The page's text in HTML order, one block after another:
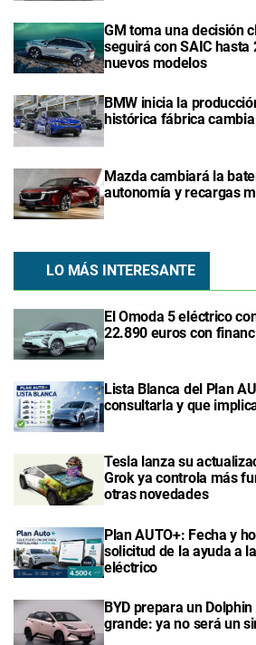
GM toma una decisión
seguirá con SAIC hasta
nuevos modelos
BMW inicia la
histórica fábrica
Mazda cambiará la
autonomía y recargas
LO MÁS INTERESANTE
El Omoda 5 eléctrico
22.890 euros con
Lista Blanca del Plan
consultarla y que
Tesla lanza su
Grok ya controla más
otras novedades
Plan AUTO+: Fecha y
solicitud de la ayuda a
eléctrico
BYD prepara un
grande: ya no será un